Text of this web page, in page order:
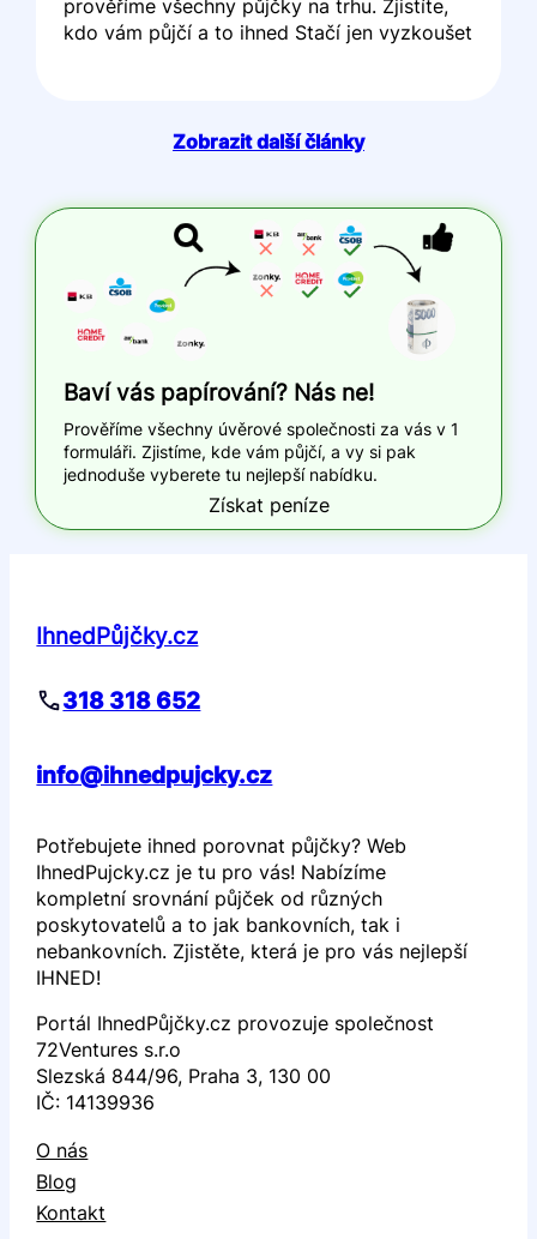
prověříme všechny půjčky na trhu. Zjistíte,
kdo vám půjčí a to ihned Stačí jen vyzkoušet
Zobrazit další články
Baví vás papírování? Nás ne!
Prověříme všechny úvěrové společnosti za vás v 1
formuláři. Zjistíme, kde vám půjčí, a vy si pak
jednoduše vyberete tu nejlepší nabídku.
Získat peníze
IhnedPůjčky.cz
318 318 652
info@ihnedpujcky.cz
Potřebujete ihned porovnat půjčky? Web
IhnedPujcky.cz je tu pro vás! Nabízíme
kompletní srovnání půjček od různých
poskytovatelů a to jak bankovních, tak i
nebankovních. Zjistěte, která je pro vás nejlepší
IHNED!
Portál IhnedPůjčky.cz provozuje společnost
72Ventures s.r.o
Slezská 844/96, Praha 3, 130 00
IČ: 14139936
O nás
Blog
Kontakt